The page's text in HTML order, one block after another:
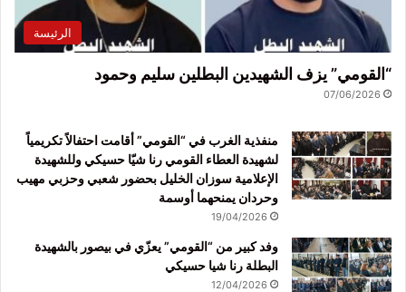
الرئيسة
“القومي” يزف الشهيدين البطلين سليم وحمود
07/06/2026
منفذية الغرب في “القومي” أقامت احتفالاً تكريمياً
لشهيدة العطاء القومي رنا شيّا حسيكي وللشهيدة
الإعلامية سوزان الخليل بحضور شعبي وحزبي مهيب
وحردان يمنحهما أوسمة
19/04/2026
وفد كبير من “القومي” يعزّي في بيصور بالشهيدة
البطلة رنا شيا حسيكي
12/04/2026